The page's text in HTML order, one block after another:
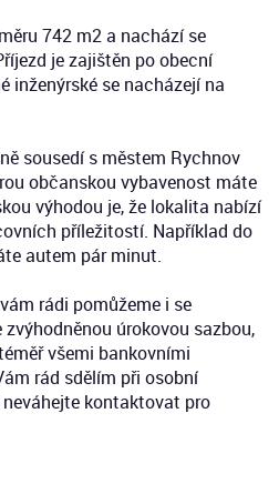
742 m2 a nachází se
je zajištěn po obecní
inženýrské se nacházejí na
sousedí s městem Rychnov
občanskou vybavenost máte
výhodou je, že lokalita nabízí
příležitostí. Například do
autem pár minut.
rádi pomůžeme i se
úrokovou sazbou,
všemi bankovními
rád sdělím při osobní
kontaktovat pro